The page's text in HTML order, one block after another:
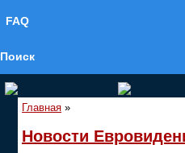
FAQ
Поиск
Главная »
Новости